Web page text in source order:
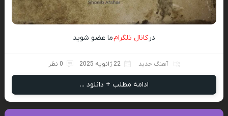
درکانال تلگرامما عضو شوید
آهنگ جدید 22 ژانویه 2025 0 نظر
ادامه مطلب + دانلود ...